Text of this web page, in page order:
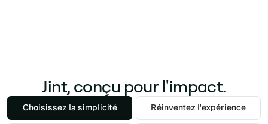
Jint, conçu pour l'impact.
Choisissez la simplicité Réinventez l'expérience